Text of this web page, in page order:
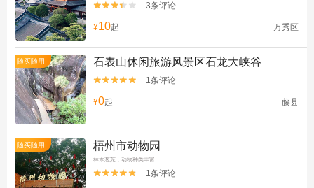

 3条评论
¥10起 万秀区
随买随用 石表山休闲旅游风景区石龙大峡谷

 1条评论
¥0起 藤县
随买随用 梧州市动物园
林木葱茏，动物种类丰富

 1条评论